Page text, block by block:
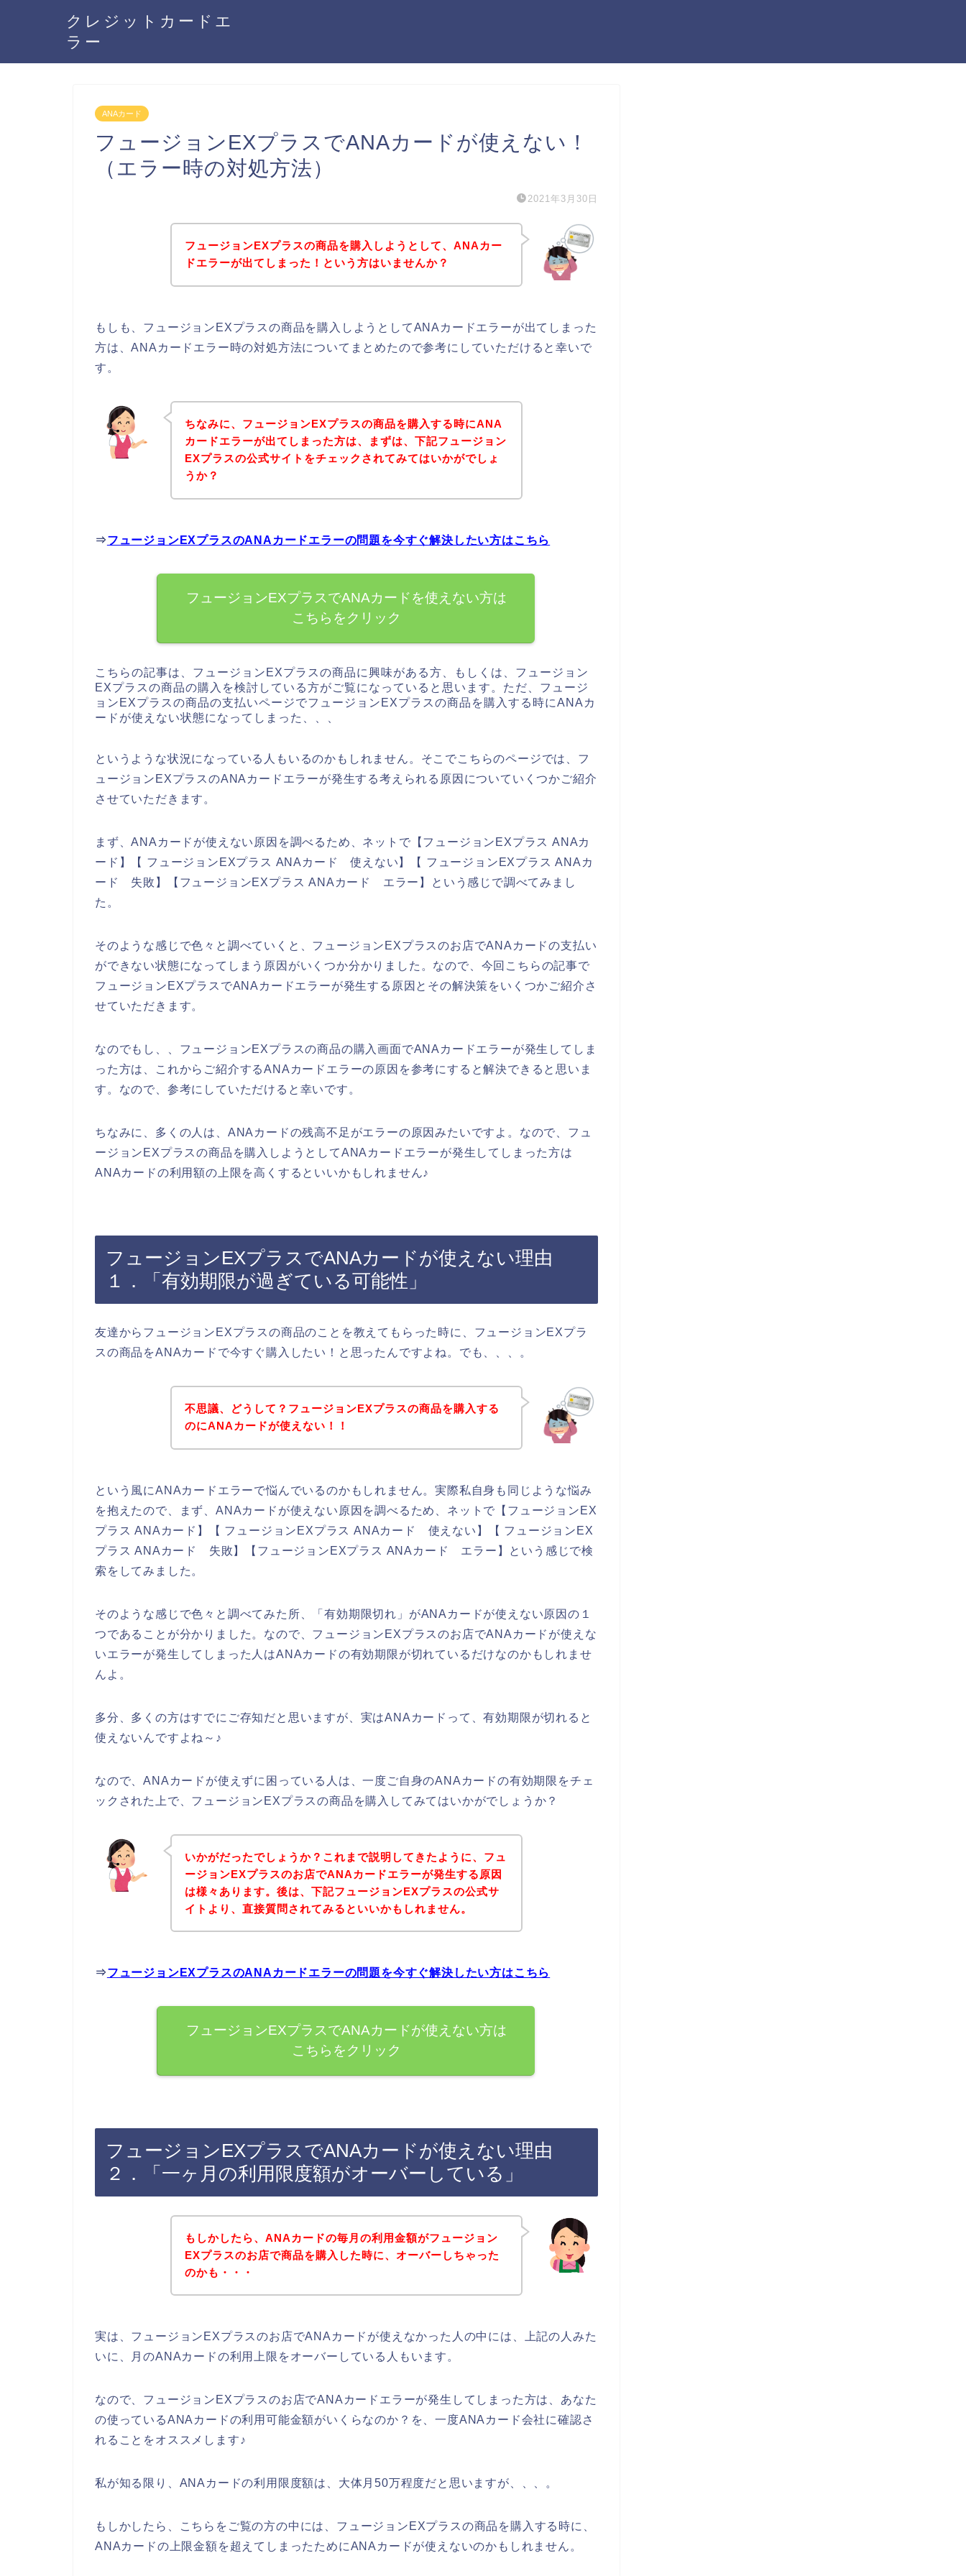
クレジットカードエ
ラー
ANAカード
フュージョンEXプラスでANAカードが使えない！
（エラー時の対処方法）
2021年3月30日
フュージョンEXプラスの商品を購入しようとして、ANAカー
ドエラーが出てしまった！という方はいませんか？
もしも、フュージョンEXプラスの商品を購入しようとしてANAカードエラーが出てしまった
方は、ANAカードエラー時の対処方法についてまとめたので参考にしていただけると幸いで
す。
ちなみに、フュージョンEXプラスの商品を購入する時にANA
カードエラーが出てしまった方は、まずは、下記フュージョン
EXプラスの公式サイトをチェックされてみてはいかがでしょ
うか？
⇒フュージョンEXプラスのANAカードエラーの問題を今すぐ解決したい方はこちら
フュージョンEXプラスでANAカードを使えない方は
こちらをクリック
こちらの記事は、フュージョンEXプラスの商品に興味がある方、もしくは、フュージョン
EXプラスの商品の購入を検討している方がご覧になっていると思います。ただ、フュージ
ョンEXプラスの商品の支払いページでフュージョンEXプラスの商品を購入する時にANAカ
ードが使えない状態になってしまった、、、
というような状況になっている人もいるのかもしれません。そこでこちらのページでは、フ
ュージョンEXプラスのANAカードエラーが発生する考えられる原因についていくつかご紹介
させていただきます。
まず、ANAカードが使えない原因を調べるため、ネットで【フュージョンEXプラス ANAカ
ード】【 フュージョンEXプラス ANAカード 使えない】【 フュージョンEXプラス ANAカ
ード 失敗】【フュージョンEXプラス ANAカード エラー】という感じで調べてみまし
た。
そのような感じで色々と調べていくと、フュージョンEXプラスのお店でANAカードの支払い
ができない状態になってしまう原因がいくつか分かりました。なので、今回こちらの記事で
フュージョンEXプラスでANAカードエラーが発生する原因とその解決策をいくつかご紹介さ
せていただきます。
なのでもし、、フュージョンEXプラスの商品の購入画面でANAカードエラーが発生してしま
った方は、これからご紹介するANAカードエラーの原因を参考にすると解決できると思いま
す。なので、参考にしていただけると幸いです。
ちなみに、多くの人は、ANAカードの残高不足がエラーの原因みたいですよ。なので、フュ
ージョンEXプラスの商品を購入しようとしてANAカードエラーが発生してしまった方は
ANAカードの利用額の上限を高くするといいかもしれません♪
フュージョンEXプラスでANAカードが使えない理由
１．「有効期限が過ぎている可能性」
友達からフュージョンEXプラスの商品のことを教えてもらった時に、フュージョンEXプラ
スの商品をANAカードで今すぐ購入したい！と思ったんですよね。でも、、、。
不思議、どうして？フュージョンEXプラスの商品を購入する
のにANAカードが使えない！！
という風にANAカードエラーで悩んでいるのかもしれません。実際私自身も同じような悩み
を抱えたので、まず、ANAカードが使えない原因を調べるため、ネットで【フュージョンEX
プラス ANAカード】【 フュージョンEXプラス ANAカード 使えない】【 フュージョンEX
プラス ANAカード 失敗】【フュージョンEXプラス ANAカード エラー】という感じで検
索をしてみました。
そのような感じで色々と調べてみた所、「有効期限切れ」がANAカードが使えない原因の１
つであることが分かりました。なので、フュージョンEXプラスのお店でANAカードが使えな
いエラーが発生してしまった人はANAカードの有効期限が切れているだけなのかもしれませ
んよ。
多分、多くの方はすでにご存知だと思いますが、実はANAカードって、有効期限が切れると
使えないんですよね～♪
なので、ANAカードが使えずに困っている人は、一度ご自身のANAカードの有効期限をチェ
ックされた上で、フュージョンEXプラスの商品を購入してみてはいかがでしょうか？
いかがだったでしょうか？これまで説明してきたように、フュ
ージョンEXプラスのお店でANAカードエラーが発生する原因
は様々あります。後は、下記フュージョンEXプラスの公式サ
イトより、直接質問されてみるといいかもしれません。
⇒フュージョンEXプラスのANAカードエラーの問題を今すぐ解決したい方はこちら
フュージョンEXプラスでANAカードが使えない方は
こちらをクリック
フュージョンEXプラスでANAカードが使えない理由
２．「一ヶ月の利用限度額がオーバーしている」
もしかしたら、ANAカードの毎月の利用金額がフュージョン
EXプラスのお店で商品を購入した時に、オーバーしちゃった
のかも・・・
実は、フュージョンEXプラスのお店でANAカードが使えなかった人の中には、上記の人みた
いに、月のANAカードの利用上限をオーバーしている人もいます。
なので、フュージョンEXプラスのお店でANAカードエラーが発生してしまった方は、あなた
の使っているANAカードの利用可能金額がいくらなのか？を、一度ANAカード会社に確認さ
れることをオススメします♪
私が知る限り、ANAカードの利用限度額は、大体月50万程度だと思いますが、、、。
もしかしたら、こちらをご覧の方の中には、フュージョンEXプラスの商品を購入する時に、
ANAカードの上限金額を超えてしまったためにANAカードが使えないのかもしれません。